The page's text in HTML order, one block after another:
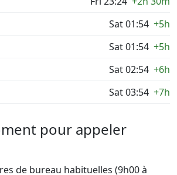
Sat 01:54 +5h
Sat 01:54 +5h
Sat 02:54 +6h
Sat 03:54 +7h
pour appeler
de bureau habituelles (9h00 à